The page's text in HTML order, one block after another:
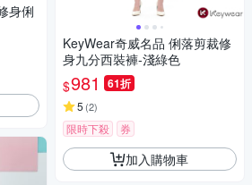
KeyWear奇威名品 俐落剪裁修
身九分西裝褲-淺綠色
$981 61折
5 (2)
限時下殺 券
加入購物車